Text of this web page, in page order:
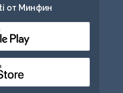
от Минфин